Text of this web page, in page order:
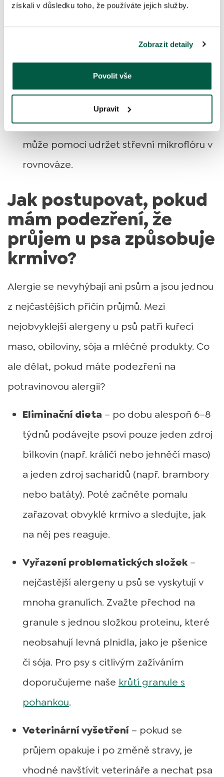
získali v důsledku toho, že používáte jejich služby.
Zobrazit detaily
Povolit vše
Upravit
Dostatek vlákniny– zařazení zdravých
zdrojů vlákniny, jako je dýně nebo batáty,
může pomoci udržet střevní mikroflóru v
rovnováze.
Jak postupovat, pokud
mám podezření, že
průjem u psa způsobuje
krmivo?
Alergie se nevyhýbají ani psům a jsou jednou
z nejčastějších příčin průjmů. Mezi
nejobvyklejší alergeny u psů patří kuřecí
maso, obiloviny, sója a mléčné produkty. Co
ale dělat, pokud máte podezření na
potravinovou alergii?
Eliminační dieta – po dobu alespoň 6–8
týdnů podávejte psovi pouze jeden zdroj
bílkovin (např. králičí nebo jehněčí maso)
a jeden zdroj sacharidů (např. brambory
nebo batáty). Poté začněte pomalu
zařazovat obvyklé krmivo a sledujte, jak
na něj pes reaguje.
Vyřazení problematických složek –
nejčastější alergeny u psů se vyskytují v
mnoha granulích. Zvažte přechod na
granule s jednou složkou proteinu, které
neobsahují levná plnidla, jako je pšenice
či sója. Pro psy s citlivým zažíváním
doporučujeme naše krůtí granule s
pohankou.
Veterinární vyšetření – pokud se
průjem opakuje i po změně stravy, je
vhodné navštívit veterináře a nechat psa